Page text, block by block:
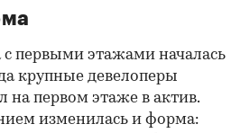
с первыми этажами началась
крупные девелоперы
на первом этаже в актив.
изменилась и форма: